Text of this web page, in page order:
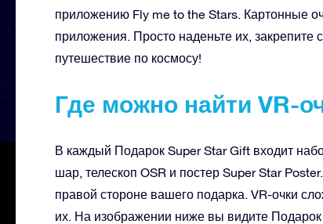
приложению Fly me to the Stars. Картонные
приложения. Просто наденьте их,
путешествие по космосу!
Где можно найти VR-
В каждый Подарок Super Star Gift входит
шар, телескоп OSR и постер Super Star
правой стороне вашего подарка. VR-очки
их. На изображении ниже вы видите